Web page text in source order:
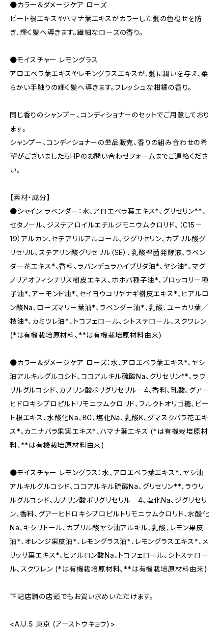
●カラー＆ダメージケア ローズ
ビート根エキスやハマナ葉エキスがカラーした髪の色褪せを防
ぎ、輝く髪へ導きます。繊細なローズの香り。
●モイスチャー レモングラス
アロエベラ葉エキスやレモングラスエキスが、髪に潤いを与え、柔
らかい手触りの輝く髪へ導きます。フレッシュな柑橘の香り。
同じ香りのシャンプー、コンディショナーのセットでご用意しており
ます。
シャンプー、コンディショナーの単品販売、香りの組み合わせの希
望がございましたらHPのお問い合わせフォームまでご連絡くださ
い。
【素材・成分】
●シャイン ラベンダー：水、アロエベラ葉エキス*、グリセリン**、
セタノール、ジステアロイルエチルジモニウムクロリド、（C15－
19）アルカン、セテアリルアルコール、ジグリセリン、カプリル酸グ
リセリル、ステアリン酸グリセリル（SE）、乳酸桿菌発酵液、ラベン
ダー花エキス*、香料、ラバンデュラハイブリダ油*、ヤシ油*、マグ
ノリアオフィシナリス樹皮エキス、ホホバ種子油*、ブロッコリー種
子油*、アーモンド油*、セイヨウコリヤナギ樹皮エキス*、ヒアルロ
ン酸Na、ローズマリー葉油*、ラベンダー油*、乳酸、ユーカリ葉／
枝油*、カミツレ油*、トコフェロール、シトステロール、スクワレン
(*は有機栽培原材料、**は有機栽培原材料由来)
●カラー＆ダメージケア ローズ：水、アロエベラ葉エキス*、ヤシ
油アルキルグルコシド、ココアルキル硫酸Na、グリセリン**、ラウ
リルグルコシド、カプリン酸ポリグリセリル－4、香料、乳酸、グアー
ヒドロキシプロピルトリモニウムクロリド、フルクトオリゴ糖、ビー
ト根エキス、水酸化Na、BG、塩化Na、乳酸K、ダマスクバラ花エキ
ス*、カニナバラ果実エキス*、ハマナ葉エキス (*は有機栽培原材
料、**は有機栽培原材料由来)
●モイスチャー レモングラス：水、アロエベラ葉エキス*、ヤシ油
アルキルグルコシド、ココアルキル硫酸Na、グリセリン**、ラウリ
ルグルコシド、カプリン酸ポリグリセリル－4、塩化Na、ジグリセリ
ン、香料、グアーヒドロキシプロピルトリモニウムクロリド、水酸化
Na、キシリトール、カプリル酸ヤシ油アルキル、乳酸、レモン果皮
油*、オレンジ果皮油*、レモングラス油*、レモングラスエキス*、メ
リッサ葉エキス*、ヒアルロン酸Na、トコフェロール、シトステロー
ル、スクワレン (*は有機栽培原材料、**は有機栽培原材料由来)
下記店舗の店頭でもお買い求めいただけます。
<A.U.S 東京 (アーストウキョウ)>